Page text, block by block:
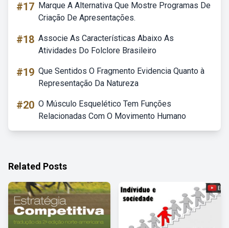
#17 Marque A Alternativa Que Mostre Programas De
Criação De Apresentações.
#18 Associe As Características Abaixo As
Atividades Do Folclore Brasileiro
#19 Que Sentidos O Fragmento Evidencia Quanto à
Representação Da Natureza
#20 O Músculo Esquelético Tem Funções
Relacionadas Com O Movimento Humano
Related Posts